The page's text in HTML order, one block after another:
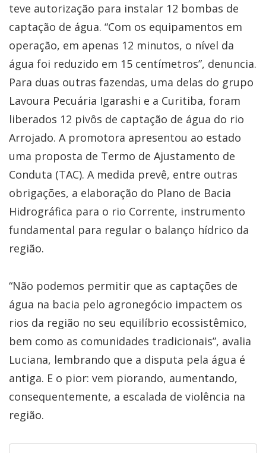
teve autorização para instalar 12 bombas de
captação de água. “Com os equipamentos em
operação, em apenas 12 minutos, o nível da
água foi reduzido em 15 centímetros”, denuncia.
Para duas outras fazendas, uma delas do grupo
Lavoura Pecuária Igarashi e a Curitiba, foram
liberados 12 pivôs de captação de água do rio
Arrojado. A promotora apresentou ao estado
uma proposta de Termo de Ajustamento de
Conduta (TAC). A medida prevê, entre outras
obrigações, a elaboração do Plano de Bacia
Hidrográfica para o rio Corrente, instrumento
fundamental para regular o balanço hídrico da
região.
“Não podemos permitir que as captações de
água na bacia pelo agronegócio impactem os
rios da região no seu equilíbrio ecossistêmico,
bem como as comunidades tradicionais”, avalia
Luciana, lembrando que a disputa pela água é
antiga. E o pior: vem piorando, aumentando,
consequentemente, a escalada de violência na
região.